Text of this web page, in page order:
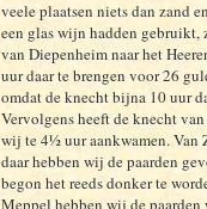
veele plaatsen niets dan zand
een glas wijn hadden gebruikt,
van Diepenheim naar het
uur daar te brengen voor 26
omdat de knecht bijna 10 uur
Vervolgens heeft de knecht
wij te 4½ uur aankwamen.
daar hebben wij de paarden
begon het reeds donker te
Meppel hebben wij de